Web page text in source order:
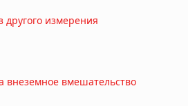
другого измерения
внеземное вмешательство